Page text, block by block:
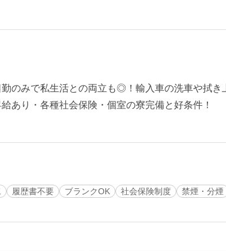
勤のみで私生活との両立も◎！輸入車の洗車や拭き
あり・各種社会保険・個室の寮完備と好条件！
履歴書不要 ブランクOK 社会保険制度 禁煙・分煙